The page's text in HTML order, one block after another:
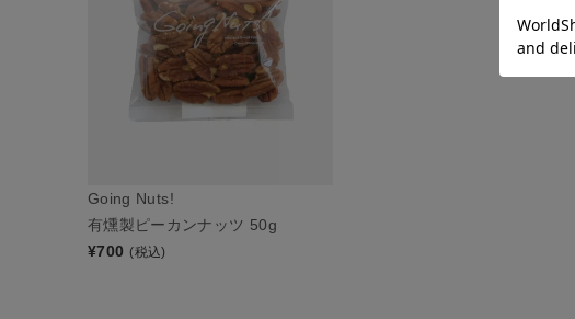
Going Nuts!
有燻製ピーカンナッツ 50g
¥700 (税込)